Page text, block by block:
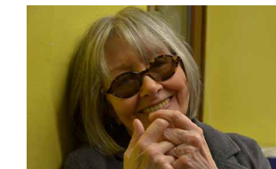
immagine